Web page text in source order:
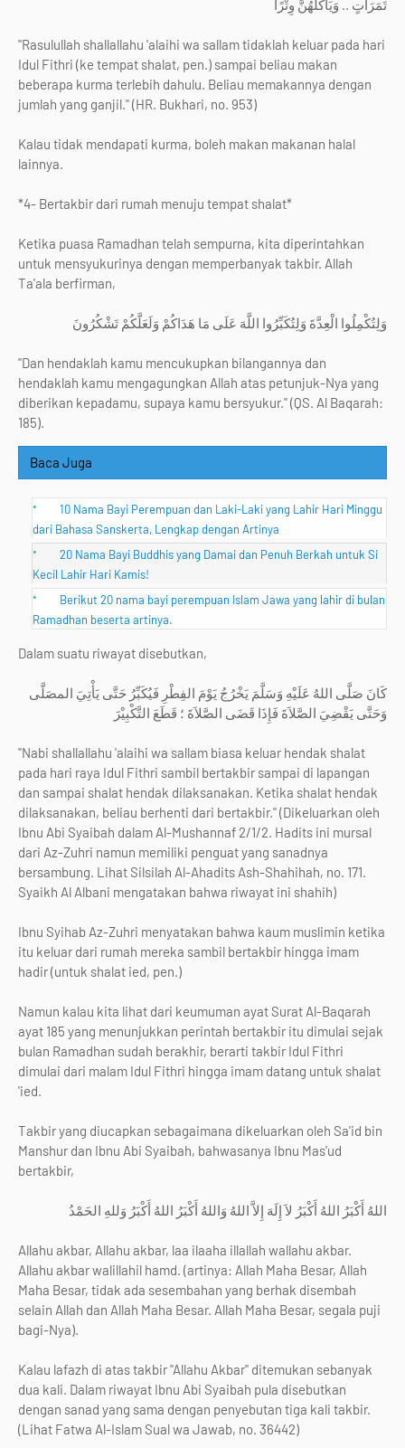
تَمَرَاتٍ .. وَيَأْكُلُهُنَّ وِتْرًا
"Rasulullah shallallahu 'alaihi wa sallam tidaklah keluar pada hari
Idul Fithri (ke tempat shalat, pen.) sampai beliau makan
beberapa kurma terlebih dahulu. Beliau memakannya dengan
jumlah yang ganjil." (HR. Bukhari, no. 953)
Kalau tidak mendapati kurma, boleh makan makanan halal
lainnya.
*4- Bertakbir dari rumah menuju tempat shalat*
Ketika puasa Ramadhan telah sempurna, kita diperintahkan
untuk mensyukurinya dengan memperbanyak takbir. Allah
Ta'ala berfirman,
وَلِتُكْمِلُوا الْعِدَّةَ وَلِتُكَبِّرُوا اللَّهَ عَلَى مَا هَدَاكُمْ وَلَعَلَّكُمْ تَشْكُرُونَ
"Dan hendaklah kamu mencukupkan bilangannya dan
hendaklah kamu mengagungkan Allah atas petunjuk-Nya yang
diberikan kepadamu, supaya kamu bersyukur." (QS. Al Baqarah:
185).
Baca Juga
10 Nama Bayi Perempuan dan Laki-Laki yang Lahir Hari Minggu
dari Bahasa Sanskerta, Lengkap dengan Artinya
20 Nama Bayi Buddhis yang Damai dan Penuh Berkah untuk Si
Kecil Lahir Hari Kamis!
Berikut 20 nama bayi perempuan Islam Jawa yang lahir di bulan
Ramadhan beserta artinya.
Dalam suatu riwayat disebutkan,
كَانَ صَلَّى اللهُ عَلَيْهِ وَسَلَّمَ يَخْرُجُ يَوْمَ الفِطْرِ فَيُكَبِّرُ حَتَّى يَأْتِيَ المصَلَّى
وَحَتَّى يَقْضِيَ الصَّلاَةَ فَإِذَا قَضَى الصَّلاَةَ ؛ قَطَعَ التَّكْبِيْرَ
"Nabi shallallahu 'alaihi wa sallam biasa keluar hendak shalat
pada hari raya Idul Fithri sambil bertakbir sampai di lapangan
dan sampai shalat hendak dilaksanakan. Ketika shalat hendak
dilaksanakan, beliau berhenti dari bertakbir." (Dikeluarkan oleh
Ibnu Abi Syaibah dalam Al-Mushannaf 2/1/2. Hadits ini mursal
dari Az-Zuhri namun memiliki penguat yang sanadnya
bersambung. Lihat Silsilah Al-Ahadits Ash-Shahihah, no. 171.
Syaikh Al Albani mengatakan bahwa riwayat ini shahih)
Ibnu Syihab Az-Zuhri menyatakan bahwa kaum muslimin ketika
itu keluar dari rumah mereka sambil bertakbir hingga imam
hadir (untuk shalat ied, pen.)
Namun kalau kita lihat dari keumuman ayat Surat Al-Baqarah
ayat 185 yang menunjukkan perintah bertakbir itu dimulai sejak
bulan Ramadhan sudah berakhir, berarti takbir Idul Fithri
dimulai dari malam Idul Fithri hingga imam datang untuk shalat
'ied.
Takbir yang diucapkan sebagaimana dikeluarkan oleh Sa'id bin
Manshur dan Ibnu Abi Syaibah, bahwasanya Ibnu Mas'ud
bertakbir,
اللهُ أَكْبَرُ اللهُ أَكْبَرُ لاَ إِلَهَ إِلاَّ اللهُ وَاللهُ أَكْبَرُ اللهُ أَكْبَرُ وَللهِ الحَمْدُ
Allahu akbar, Allahu akbar, laa ilaaha illallah wallahu akbar.
Allahu akbar walillahil hamd. (artinya: Allah Maha Besar, Allah
Maha Besar, tidak ada sesembahan yang berhak disembah
selain Allah dan Allah Maha Besar. Allah Maha Besar, segala puji
bagi-Nya).
Kalau lafazh di atas takbir "Allahu Akbar" ditemukan sebanyak
dua kali. Dalam riwayat Ibnu Abi Syaibah pula disebutkan
dengan sanad yang sama dengan penyebutan tiga kali takbir.
(Lihat Fatwa Al-Islam Sual wa Jawab, no. 36442)